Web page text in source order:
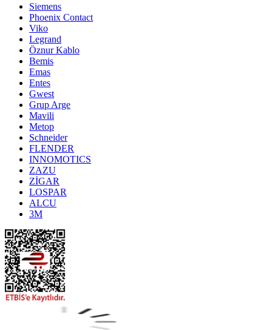
Siemens
Phoenix Contact
Viko
Legrand
Öznur Kablo
Bemis
Emas
Entes
Gwest
Grup Arge
Mavili
Metop
Schneider
FLENDER
INNOMOTICS
ZAZU
ZİGAR
LOSPAR
ALCU
3M